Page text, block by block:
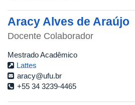
Aracy Alves de Araújo
Docente Colaborador
Mestrado Acadêmico
Lattes
aracy@ufu.br
+55 34 3239-4465